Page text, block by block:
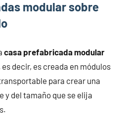
modular sobre
casa prefabricada modular
es decir, es creada en módulos
para crear una
y del tamaño que se elija